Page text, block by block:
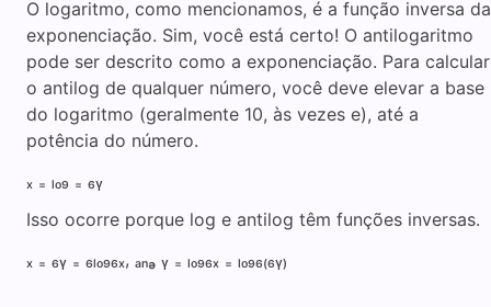
O logaritmo, como mencionamos, é a função inversa da
exponenciação. Sim, você está certo! O antilogaritmo
pode ser descrito como a exponenciação. Para calcular
o antilog de qualquer número, você deve elevar a base
do logaritmo (geralmente 10, às vezes e), até a
potência do número.
ₓ ₌ ₗₒ₉ ₌ ₆ᵧ
Isso ocorre porque log e antilog têm funções inversas.
ₓ ₌ ₆ᵧ ₌ ₆ₗₒ₉₆ₓ, ₐₙₔ ᵧ ₌ ₗₒ₉₆ₓ ₌ ₗₒ₉₆₍₆ᵧ₎